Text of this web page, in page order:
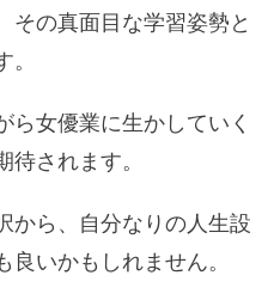
その真面目な学習姿勢と
ら女優業に生かしていく
されます。
から、自分なりの人生設
いかもしれません。